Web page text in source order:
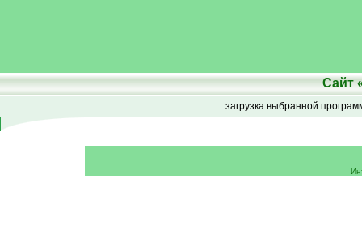
Сайт
загрузка выбранной